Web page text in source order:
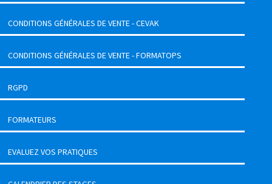
CONDITIONS GÉNÉRALES DE VENTE - CEVAK
CONDITIONS GÉNÉRALES DE VENTE - FORMATOPS
RGPD
FORMATEURS
EVALUEZ VOS PRATIQUES